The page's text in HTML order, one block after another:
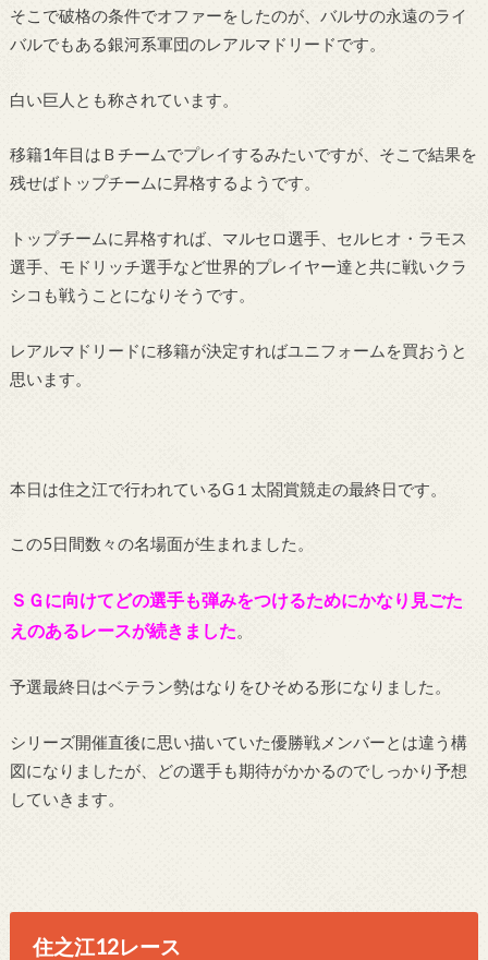
そこで破格の条件でオファーをしたのが、バルサの永遠のライ
バルでもある銀河系軍団のレアルマドリードです。
白い巨人とも称されています。
移籍1年目はＢチームでプレイするみたいですが、そこで結果を
残せばトップチームに昇格するようです。
トップチームに昇格すれば、マルセロ選手、セルヒオ・ラモス
選手、モドリッチ選手など世界的プレイヤー達と共に戦いクラ
シコも戦うことになりそうです。
レアルマドリードに移籍が決定すればユニフォームを買おうと
思います。
本日は住之江で行われているG１太閤賞競走の最終日です。
この5日間数々の名場面が生まれました。
ＳＧに向けてどの選手も弾みをつけるためにかなり見ごた
えのあるレースが続きました。
予選最終日はベテラン勢はなりをひそめる形になりました。
シリーズ開催直後に思い描いていた優勝戦メンバーとは違う構
図になりましたが、どの選手も期待がかかるのでしっかり予想
していきます。
住之江12レース